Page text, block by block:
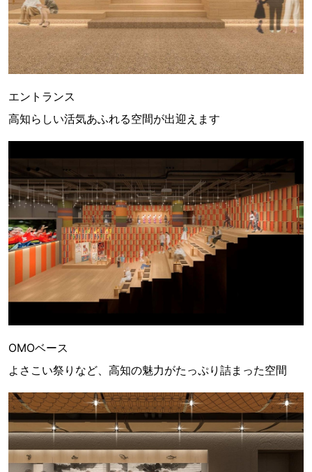
エントランス
高知らしい活気あふれる空間が出迎えます
OMOベース
よさこい祭りなど、高知の魅力がたっぷり詰まった空間